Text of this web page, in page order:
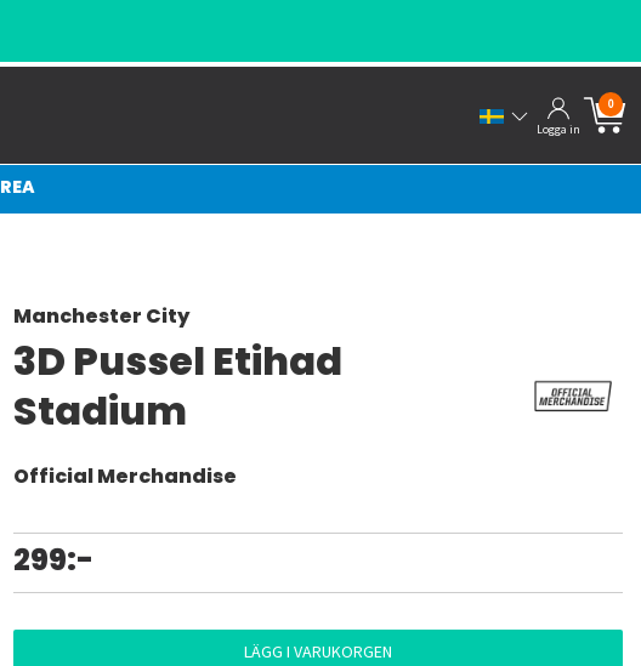
Logga in
0
REA
Manchester City
3D Pussel Etihad
Stadium
Official Merchandise
299:-
LÄGG I VARUKORGEN